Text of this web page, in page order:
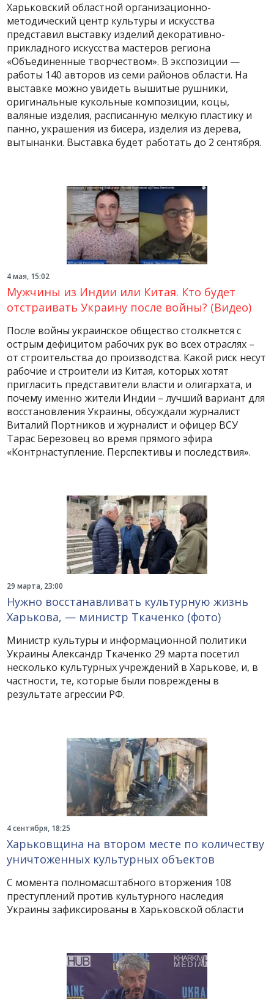
Харьковский областной организационно-
методический центр культуры и искусства
представил выставку изделий декоративно-
прикладного искусства мастеров региона
«Объединенные творчеством». В экспозиции —
работы 140 авторов из семи районов области. На
выставке можно увидеть вышитые рушники,
оригинальные кукольные композиции, коцы,
валяные изделия, расписанную мелкую пластику и
панно, украшения из бисера, изделия из дерева,
вытынанки. Выставка будет работать до 2 сентября.
4 мая, 15:02
Мужчины из Индии или Китая. Кто будет
отстраивать Украину после войны? (Видео)
После войны украинское общество столкнется с
острым дефицитом рабочих рук во всех отраслях –
от строительства до производства. Какой риск несут
рабочие и строители из Китая, которых хотят
пригласить представители власти и олигархата, и
почему именно жители Индии – лучший вариант для
восстановления Украины, обсуждали журналист
Виталий Портников и журналист и офицер ВСУ
Тарас Березовец во время прямого эфира
«Контрнаступление. Перспективы и последствия».
29 марта, 23:00
Нужно восстанавливать культурную жизнь
Харькова, — министр Ткаченко (фото)
Министр культуры и информационной политики
Украины Александр Ткаченко 29 марта посетил
несколько культурных учреждений в Харькове, и, в
частности, те, которые были повреждены в
результате агрессии РФ.
4 сентября, 18:25
Харьковщина на втором месте по количеству
уничтоженных культурных объектов
С момента полномасштабного вторжения 108
преступлений против культурного наследия
Украины зафиксированы в Харьковской области